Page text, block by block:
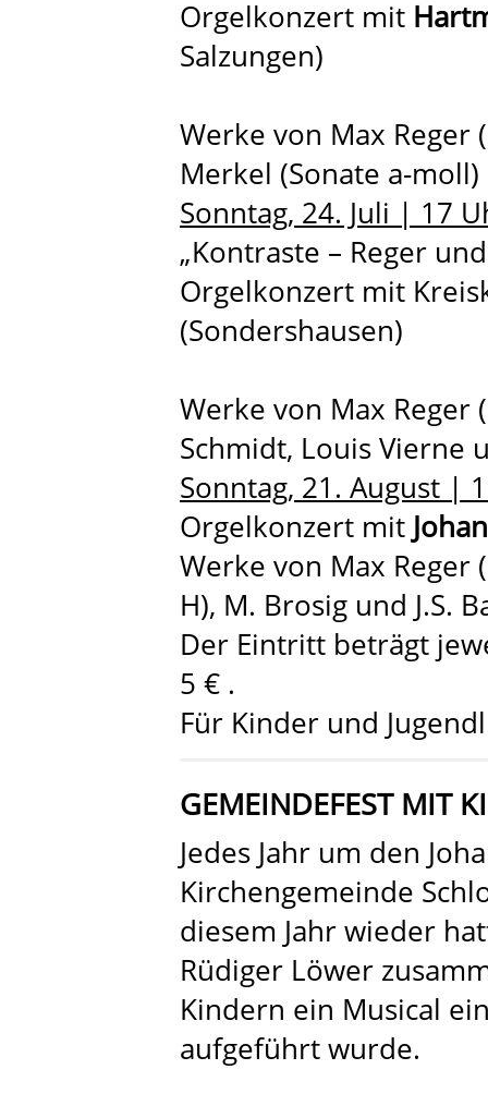
Orgelkonzert mit
Salzungen)
Werke von Max Reger
Merkel (Sonate a-moll)
Sonntag, 24. Juli | 17
„Kontraste – Reger
Orgelkonzert mit
(Sondershausen)
Werke von Max Reger
Schmidt, Louis Vierne
Sonntag, 21. August |
Orgelkonzert mit
Werke von Max Reger
H), M. Brosig und J.S.
Der Eintritt beträgt
5 € .
Für Kinder und
GEMEINDEFEST MIT
Jedes Jahr um den
Kirchengemeinde
diesem Jahr wieder
Rüdiger Löwer
Kindern ein Musical
aufgeführt wurde.